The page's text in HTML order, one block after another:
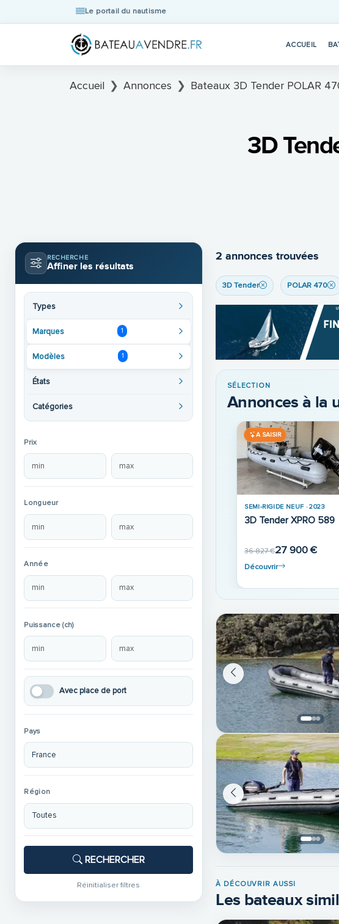
Le portail du nautisme
ACCUEIL
Accueil Annonces Bateaux 3D Tender POLAR
3D
RECHERCHE
Affiner les résultats
Types
Marques 1
Modèles 1
États
Catégories
Prix
Longueur
Année
Puissance (ch)
Avec place de port
Pays
Région
RECHERCHER
Réinitialiser filtres
2 annonces trouvées
3D Tender POLAR 470
SÉLECTION
Annonces à la
A SAISIR
SEMI-RIGIDE NEUF · 2023
3D Tender XPRO 589
36 827 €27 900 €
Découvrir
À DÉCOUVRIR AUSSI
Les bateaux